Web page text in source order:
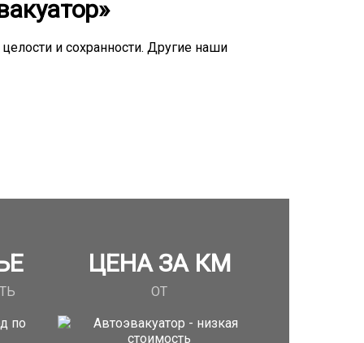
и сохранности. Другие наши
ЦЕНА ЗА КМ
ОТ